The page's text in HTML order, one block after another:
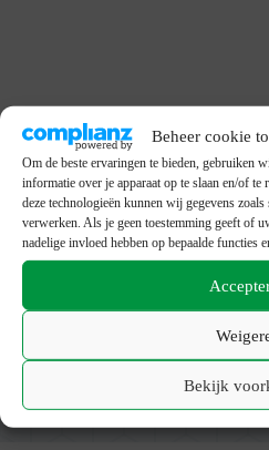
Beheer cookie
Om de beste ervaringen te bieden, gebruiken
informatie over je apparaat op te slaan en/of te
deze technologieën kunnen wij gegevens
verwerken. Als je geen toestemming geeft of
nadelige invloed hebben op bepaalde functies
Bekijk
De foto’s van het ORJK 2023
admin
9 januari 2023